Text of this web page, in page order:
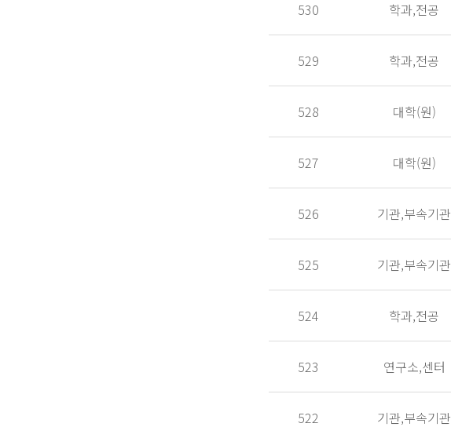
530 학과,전공
529 학과,전공
528 대학(원)
527 대학(원)
526 기관,부속기관
525 기관,부속기관
524 학과,전공
523 연구소,센터
522 기관,부속기관